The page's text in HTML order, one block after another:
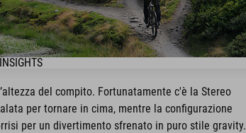
INSIGHTS
del compito. Fortunatamente c'è la Stereo
per tornare in cima, mentre la configurazione
per un divertimento sfrenato in puro stile gravity.